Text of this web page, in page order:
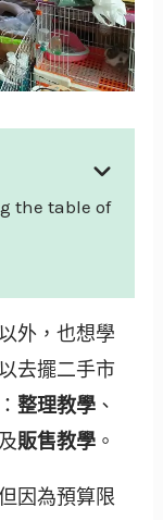
the table of
外，也想學
去擺二手市
整理教學 、
販售教學 。
因為預算限